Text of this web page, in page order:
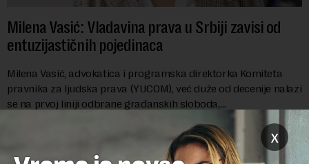
Milena Vasić: Vladavina prava u Srbiji zavisi od
entuzijastičnih pojedinaca
Milena Vasić, advokatica i programska direktorka Komiteta
pravnika za ljudska prava (YUCOM), već duže od decenije nalazi
se na prvoj liniji odbrane građanskih sloboda,
x